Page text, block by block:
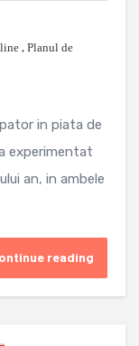
, Planul de
in piata de
experimentat
an, in ambele
reading